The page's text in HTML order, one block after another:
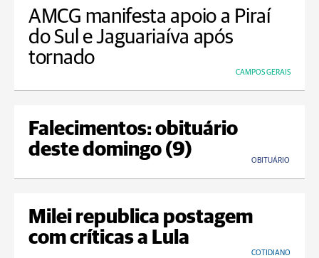
AMCG manifesta apoio a Piraí
do Sul e Jaguariaíva após
tornado
CAMPOS GERAIS
Falecimentos: obituário
deste domingo (9)
OBITUÁRIO
Milei republica postagem
com críticas a Lula
COTIDIANO